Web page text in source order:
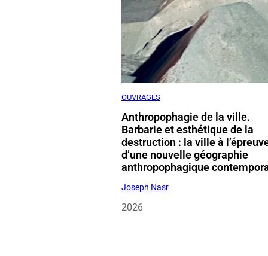
OUVRAGES
Anthropophagie de la ville.
Barbarie et esthétique de la
destruction : la ville à
d’une nouvelle géographie
anthropophagique
Joseph Nasr
2026